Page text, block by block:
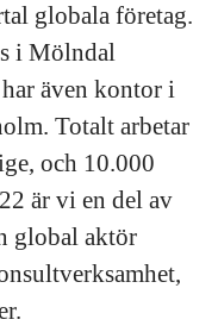
globala företag.
i Mölndal
även kontor i
Totalt arbetar
och 10.000
är vi en del av
global aktör